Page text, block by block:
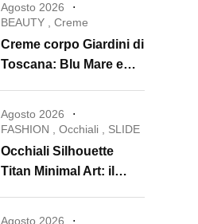
Agosto 2026
BEAUTY
Creme
Creme corpo Giardini di
Toscana: Blu Mare e
di lusso
Agosto 2026
FASHION
Occhiali SLIDE
Occhiali Silhouette
Titan Minimal Art: il
Agosto 2026